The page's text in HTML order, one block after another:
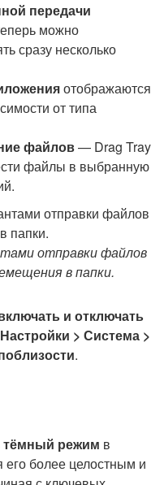
передачи
можно
сразу несколько
отображаются
от типа
файлов— Drag Tray
файлы в выбранную
отправки файлов
в папки.
и отключать
Настройки > Система >
.
тёмный режим в
более целостным и